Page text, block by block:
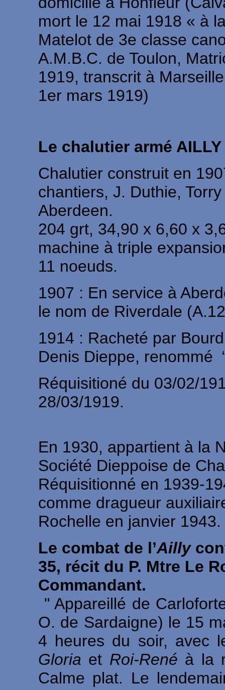
mort le 12 mai 1918 « à
Matelot de 3e classe
A.M.B.C. de Toulon,
1919, transcrit à
1er mars 1919)
Le chalutier armé AILLY
Chalutier construit en
chantiers, J. Duthie, Torry
Aberdeen.
204 grt, 34,90 x 6,60 x
machine à triple
11 noeuds.
1907 : En service à
le nom de Riverdale
1914 : Racheté par
Denis Dieppe, renommé
Réquisitioné du 03/02/
28/03/1919.
En 1930, appartient à la
Société Dieppoise de
Réquisitionné en 1939-
comme dragueur
Rochelle en janvier 1943.
Le combat de l’Ailly
35, récit du P. Mtre Le
Commandant.
" Appareillé de
O. de Sardaigne) le 15
4 heures du soir, avec
Gloria et Roi-René à la
Calme plat. Le